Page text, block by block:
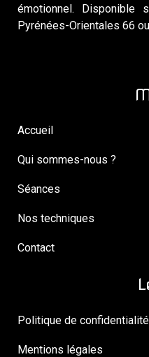
émotionnel. Disponible
Pyrénées-Orientales 66
Accueil
Qui sommes-nous ?
Séances
Nos techniques
Contact
Politique de confidentialité
Mentions légales